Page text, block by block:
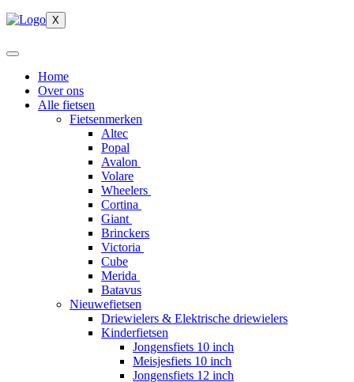
X
Home
Over ons
Alle fietsen
Fietsenmerken
Altec
Popal
Avalon
Volare
Wheelers
Cortina
Giant
Brinckers
Victoria
Cube
Merida
Batavus
Nieuwefietsen
Driewielers & Elektrische driewielers
Kinderfietsen
Jongensfiets 10 inch
Meisjesfiets 10 inch
Jongensfiets 12 inch